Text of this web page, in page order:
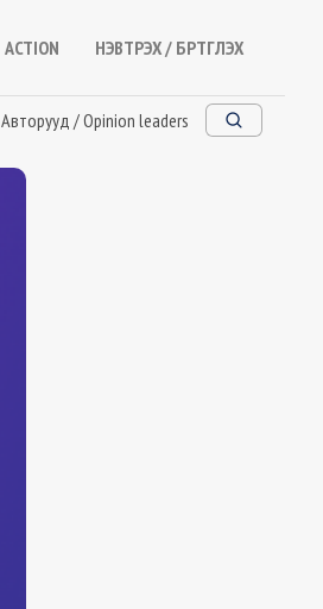
ACTION НЭВТРЭХ / БҮРТГҮҮЛЭХ
Авторууд / Opinion leaders